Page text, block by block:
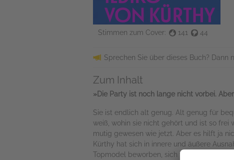
Stimmen zum Cover: 141 44
Sprechen Sie über dieses Buch? Dann
Zum Inhalt
»Die Party ist noch lange nicht vorbei.
Sie ist endlich alt genug. Alt genug für
weiß, wohin sie nicht gehört und ist so frei
mutig gewesen wie jetzt. Aber es hilft ja
Kürthy hat sich in innere und äußere
Topmodel beworben, sich vom Grab ihrer